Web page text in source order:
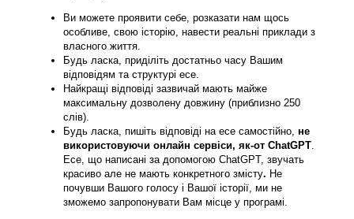
Ви можете проявити себе, розказати нам щось
особливе, свою історію, навести реальні приклади з
власного життя.
Будь ласка, приділіть достатньо часу Вашим
відповідям та структурі есе.
Найкращі відповіді зазвичай мають майже
максимальну дозволену довжину (приблизно 250
слів).
Будь ласка, пишіть відповіді на есе самостійно, не
використовуючи онлайн сервіси, як-от ChatGPT
Есе, що написані за допомогою ChatGPT, звучать
красиво але не мають конкретного змісту. Не
почувши Вашого голосу і Вашої історії, ми не
зможемо запропонувати Вам місце у програмі.